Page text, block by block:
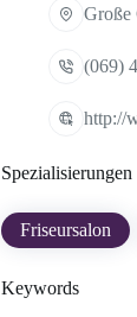
Große
(069)
http://
Spezialisierungen
Friseursalon
Keywords